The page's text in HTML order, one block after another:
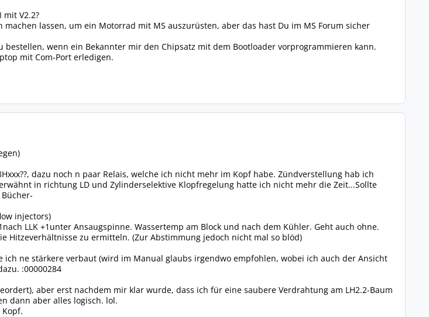
mit V2.2?
lassen, um ein Motorrad mit MS auszurüsten, aber das hast Du im MS Forum sicher
bestellen, wenn ein Bekannter mir den Chipsatz mit dem Bootloader vorprogrammieren kann.
mit Com-Port erledigen.
dazu noch n paar Relais, welche ich nicht mehr im Kopf habe. Zündverstellung hab ich
in richtung LD und Zylinderselektive Klopfregelung hatte ich nicht mehr die Zeit...Sollte
injectors)
LLK +1unter Ansaugspinne. Wassertemp am Block und nach dem Kühler. Geht auch ohne.
Hitzeverhältnisse zu ermitteln. (Zur Abstimmung jedoch nicht mal so blöd)
ne stärkere verbaut (wird im Manual glaubs irgendwo empfohlen, wobei ich auch der Ansicht
:00000284
aber erst nachdem mir klar wurde, dass ich für eine saubere Verdrahtung am LH2.2-Baum
dann aber alles logisch. lol.
Kopf.